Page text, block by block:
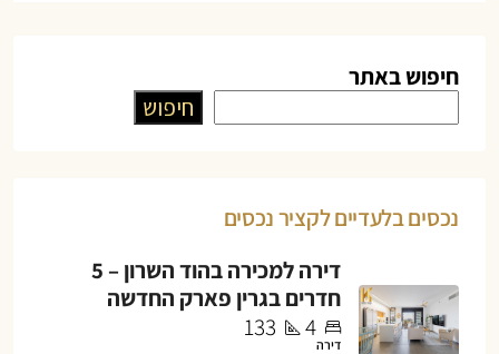
חיפוש באתר
חיפוש
נכסים בלעדיים לקציר נכסים
דירה למכירה בהוד השרון – 5
חדרים בגרין פארק החדשה
4
133
דירה